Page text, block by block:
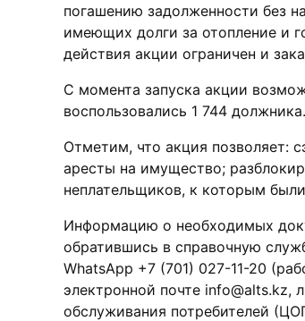
погашению задолженности без
имеющих долги за отопление и
действия акции ограничен и
С момента запуска акции
воспользовались 1 744 должника.
Отметим, что акция позволяет:
аресты на имущество;
неплательщиков, к которым
Информацию о необходимых
обратившись в справочную
WhatsApp +7 (701) 027-11-20
электронной почте info@alts.kz,
обслуживания потребителей